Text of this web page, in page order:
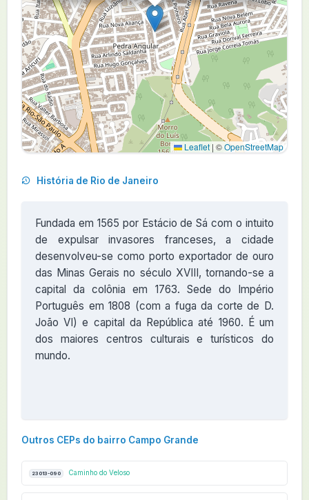
Leaflet | ©OpenStreetMap
História de Rio de Janeiro
Fundada em 1565 por Estácio de Sá com o intuito
de expulsar invasores franceses, a cidade
desenvolveu-se como porto exportador de ouro
das Minas Gerais no século XVIII, tornando-se a
capital da colônia em 1763. Sede do Império
Português em 1808 (com a fuga da corte de D.
João VI) e capital da República até 1960. É um
dos maiores centros culturais e turísticos do
mundo.
Outros CEPs do bairro Campo Grande
23013-090 Caminho do Veloso